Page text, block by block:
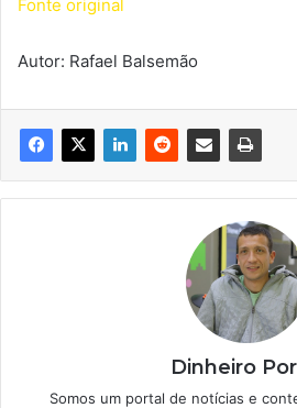
Fonte original
Autor: Rafael Balsemão
Dinheiro
Somos um portal de notícias e